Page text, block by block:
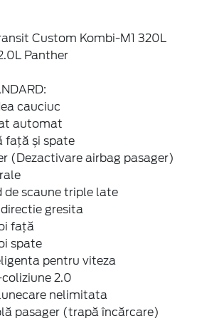
Custom Kombi-M1 320L
Panther
cauciuc
automat
față și spate
(Dezactivare airbag pasager)
de scaune triple late
gresita
față
spate
pentru viteza
2.0
nelimitata
pasager (trapă încărcare)